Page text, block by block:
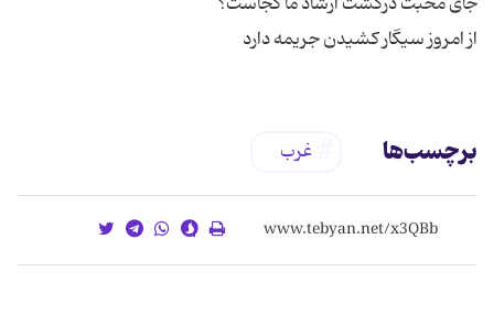
از امروز سیگار کشیدن جریمه دارد
برچسب‌ها غرب